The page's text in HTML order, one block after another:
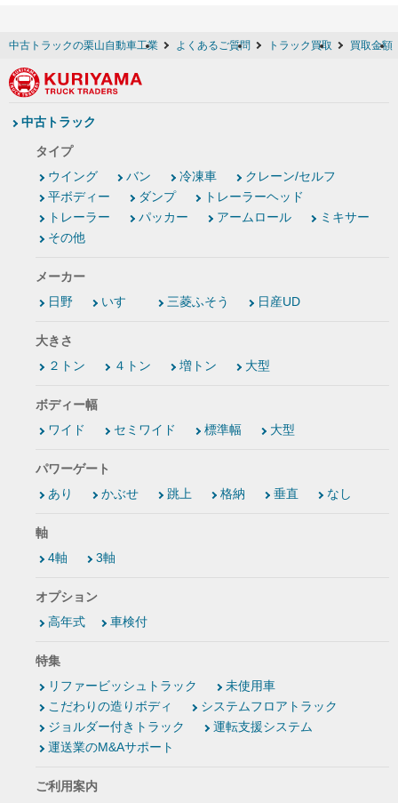
中古トラックの栗山自動車工業 よくあるご質問 トラック買取 買取金額
中古トラック
タイプ
ウイング
バン 冷凍車
クレーン/セルフ
平ボディー
ダンプ
トレーラーヘッド
トレーラー
パッカー アームロール
ミキサー
その他
メーカー
日野
いすゞ 三菱ふそう 日産UD
大きさ
２トン
４トン 増トン 大型
ボディー幅
ワイド
セミワイド 標準幅 大型
パワーゲート
あり
かぶせ 跳上 格納 垂直 なし
軸
4軸
3軸
オプション
高年式
車検付
特集
リファービッシュトラック
未使用車
こだわりの造りボディ
システムフロアトラック
ジョルダー付きトラック
運転支援システム
運送業のM&Aサポート
ご利用案内